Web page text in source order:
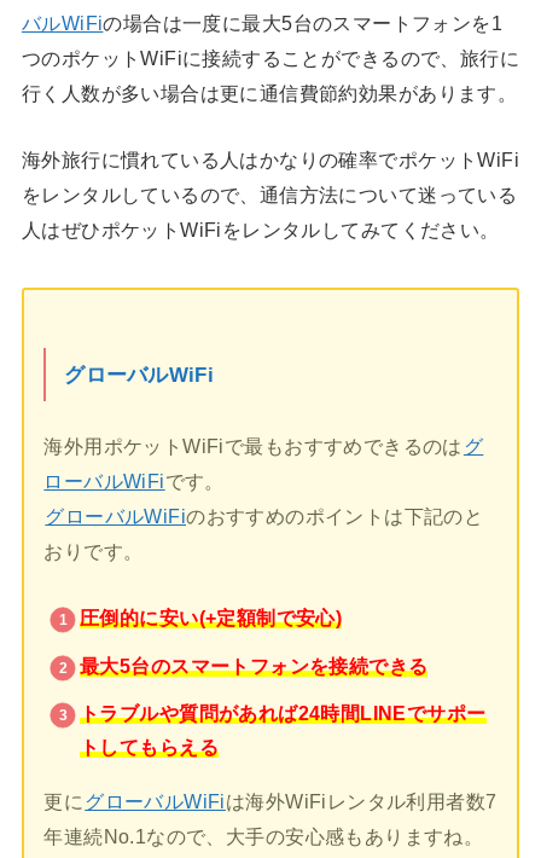
バルWiFiの場合は一度に最大5台のスマートフォンを1
つのポケットWiFiに接続することができるので、旅行に
行く人数が多い場合は更に通信費節約効果があります。
海外旅行に慣れている人はかなりの確率でポケットWiFi
をレンタルしているので、通信方法について迷っている
人はぜひポケットWiFiをレンタルしてみてください。
グローバルWiFi
海外用ポケットWiFiで最もおすすめできるのは グ
ローバルWiFiです。
グローバルWiFiのおすすめのポイントは下記のと
おりです。
圧倒的に安い(+定額制で安心)
最大5台のスマートフォンを接続できる
トラブルや質問があれば24時間LINEでサポー
トしてもらえる
更に グローバルWiFiは海外WiFiレンタル利用者数7
年連続No.1なので、大手の安心感もありますね。